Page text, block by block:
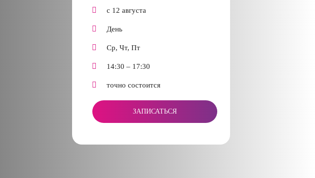
с 12 августа
День
Ср, Чт, Пт
14:30 – 17:30
точно состоится
ЗАПИСАТЬСЯ